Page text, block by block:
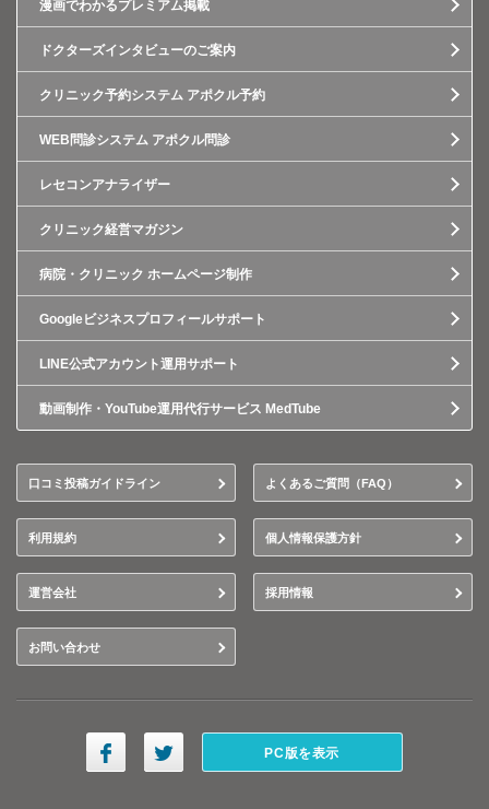
漫画でわかるプレミアム掲載
ドクターズインタビューのご案内
クリニック予約システム アポクル予約
WEB問診システム アポクル問診
レセコンアナライザー
クリニック経営マガジン
病院・クリニック ホームページ制作
Googleビジネスプロフィールサポート
LINE公式アカウント運用サポート
動画制作・YouTube運用代行サービス MedTube
口コミ投稿ガイドライン よくあるご質問（FAQ）
利用規約 個人情報保護方針
運営会社 採用情報
お問い合わせ
PC版を表示